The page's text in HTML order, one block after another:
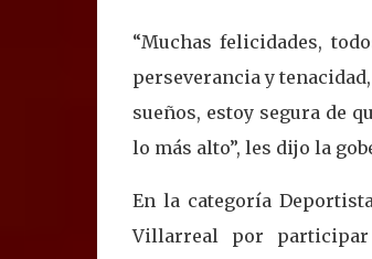
“Muchas felicidades,
perseverancia y
sueños, estoy segura de
lo más alto”, les dijo la
En la categoría
Villarreal por participar